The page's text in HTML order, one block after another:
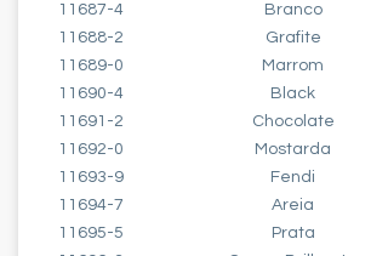
11687-4
11688-2
11689-0
11690-4
11691-2
11692-0
11693-9
11694-7
11695-5
Branco
Grafite
Marrom
Black
Chocolate
Mostarda
Fendi
Areia
Prata